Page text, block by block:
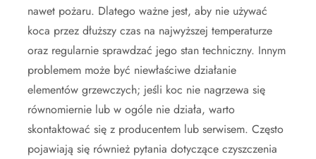
nawet pożaru. Dlatego ważne jest, aby nie używać
koca przez dłuższy czas na najwyższej temperaturze
oraz regularnie sprawdzać jego stan techniczny. Innym
problemem może być niewłaściwe działanie
elementów grzewczych; jeśli koc nie nagrzewa się
równomiernie lub w ogóle nie działa, warto
skontaktować się z producentem lub serwisem. Często
pojawiają się również pytania dotyczące czyszczenia